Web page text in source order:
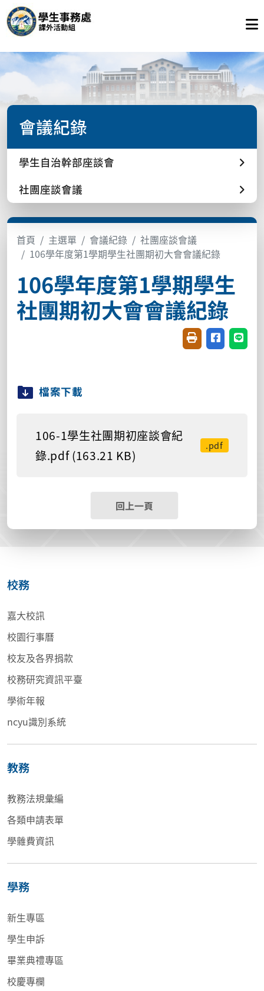
會議紀錄
學生自治幹部座談會
社團座談會議
首頁 主選單 會議紀錄
社團座談會議
106學年度第1學期學生社團期初大會會議紀錄
106學年度第1學期學生
社團期初大會會議紀錄
友善列印(開新視
分享至臉書
分享
檔案下載
106-1學生社團期初座談會紀
錄.pdf (163.21 KB)
.pdf
回上一頁
校務
嘉大校訊
校園行事曆
校友及各界捐款
校務研究資訊平臺
學術年報
ncyu識別系統
教務
教務法規彙編
各類申請表單
學雜費資訊
學務
新生專區
學生申訴
畢業典禮專區
校慶專欄